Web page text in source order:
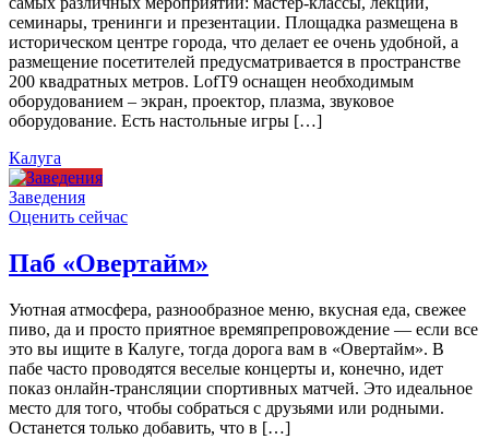
семинары, тренинги и презентации. Площадка размещена в
историческом центре города, что делает ее очень удобной, а
размещение посетителей предусматривается в пространстве
200 квадратных метров. LofT9 оснащен необходимым
оборудованием – экран, проектор, плазма, звуковое
оборудование. Есть настольные игры […]
Калуга
Заведения
Оценить сейчас
Паб «Овертайм»
Уютная атмосфера, разнообразное меню, вкусная еда, свежее
пиво, да и просто приятное времяпрепровождение — если все
это вы ищите в Калуге, тогда дорога вам в «Овертайм». В
пабе часто проводятся веселые концерты и, конечно, идет
показ онлайн-трансляции спортивных матчей. Это идеальное
место для того, чтобы собраться с друзьями или родными.
Останется только добавить, что в […]